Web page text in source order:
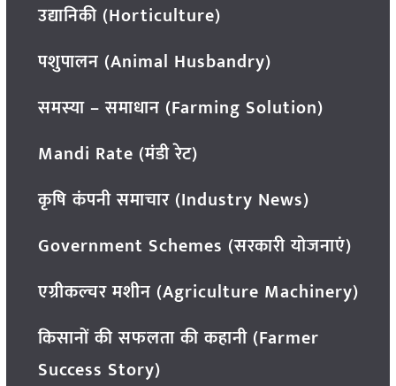
उद्यानिकी (Horticulture)
पशुपालन (Animal Husbandry)
समस्या – समाधान (Farming Solution)
Mandi Rate (मंडी रेट)
कृषि कंपनी समाचार (Industry News)
Government Schemes (सरकारी योजनाएं)
एग्रीकल्चर मशीन (Agriculture Machinery)
किसानों की सफलता की कहानी (Farmer
Success Story)